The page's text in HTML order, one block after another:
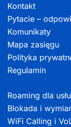
Kontakt
Pytacie –
Komunikaty
Mapa zasięgu
Polityka
Regulamin
Roaming dla
Blokada i
WiFi Calling i